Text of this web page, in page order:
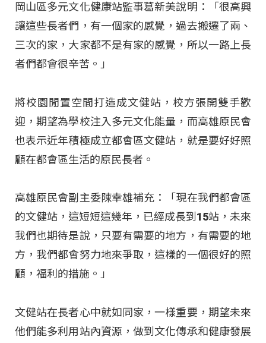
岡山區多元文化健康站監事葛新美說明：「很高興
讓這些長者們，有一個家的感覺，過去搬遷了兩、
三次的家，大家都不是有家的感覺，所以一路上長
者們都會很辛苦。」
將校園閒置空間打造成文健站，校方張開雙手歡
迎，期望為學校注入多元文化能量，而高雄原民會
也表示近年積極成立都會區文健站，就是要好好照
顧在都會區生活的原民長者。
高雄原民會副主委陳幸雄補充：「現在我們都會區
的文健站，這短短這幾年，已經成長到15站，未來
我們也期待是說，只要有需要的地方，有需要的地
方，我們都會努力地來爭取，這樣的一個很好的照
顧，福利的措施。」
文健站在長者心中就如同家，一樣重要，期望未來
他們能多利用站內資源，做到文化傳承和健康發展